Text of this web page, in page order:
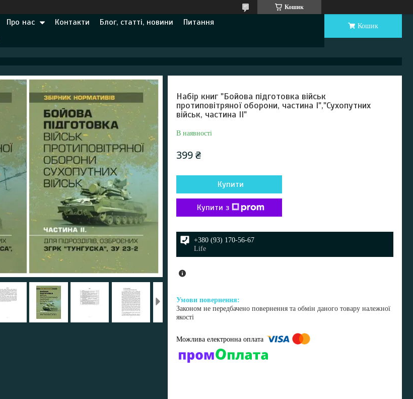
Кошик
Про нас Контакти Блог, статті, новини
Питання
Кошик
Набір книг "Бойова підготовка військ
протиповітряної оборони, частина І","Сухопутних
військ, частина ІІ"
В наявності
399 ₴
Купити
Купити з
+380 (93) 170-56-67
Life
Законом не передбачено повернення та обмін даного товару належної
якості